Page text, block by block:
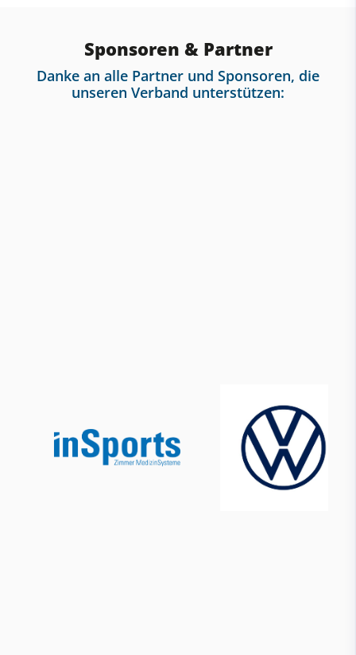
Sponsoren & Partner
Danke an alle Partner und Sponsoren, die
unseren Verband unterstützen: